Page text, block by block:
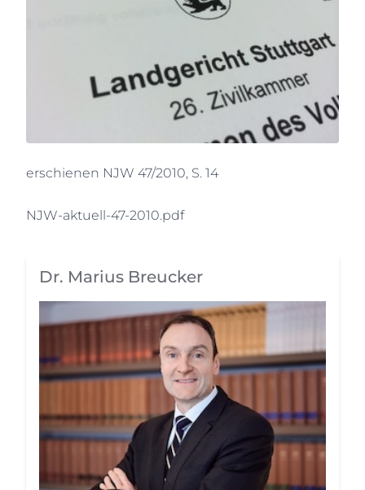
erschienen NJW 47/2010, S. 14
NJW-aktuell-47-2010.pdf
Dr. Marius Breucker